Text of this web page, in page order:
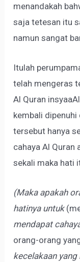
menandakah
saja tetesan itu
namun sangat
Itulah
telah mengeras
Al Quran
kembali dipenuhi
tersebut hanya
cahaya Al Quran
sekali maka hati
(Maka apakah
hatinya untuk
mendapat
orang-orang
kecelakaan